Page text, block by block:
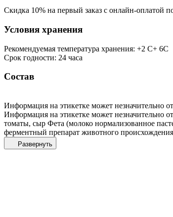
Скидка 10% на первый заказ с онлайн-оплатой
Условия хранения
Рекомендуемая температура хранения: +2 С+ 6С
Срок годности: 24 часа
Состав
Информация на этикетке может незначительно
Информация на этикетке может незначительно
томаты, сыр Фета (молоко нормализованное
ферментный препарат животного
Развернуть